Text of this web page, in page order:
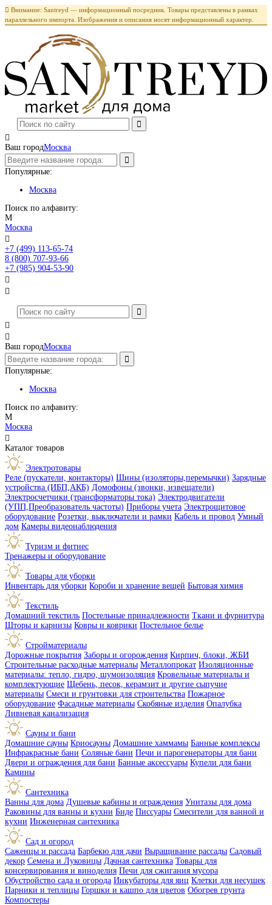
 Внимание: Santreyd — информационный посредник. Товары представлены в рамках
параллельного импорта. Изображения и описания носят информационный характер.

Ваш городМосква
Популярные:
Москва
Поиск по алфавиту:
М
Москва

+7 (499) 113-65-74
8 (800) 707-93-66
+7 (985) 904-53-90




Ваш городМосква
Популярные:
Москва
Поиск по алфавиту:
М
Москва

Каталог товаров
Электротовары
Реле (пускатели, контакторы) Шины (изоляторы,перемычки) Зарядные
устройства (ИБП,АКБ) Домофоны (звонки, извещатели)
Электросчетчики (трансформаторы тока) Электродвигатели
(УПП,Преобразователь частоты) Приборы учета Электрощитовое
оборудование Розетки, выключатели и рамки Кабель и провод Умный
дом Камеры видеонаблюдения
Туризм и фитнес
Тренажеры и оборудование
Товары для уборки
Инвентарь для уборки Короби и хранение вещей Бытовая химия
Текстиль
Домашний текстиль Постельные принадлежности Ткани и фурнитура
Шторы и карнизы Ковры и коврики Постельное белье
Стройматериалы
Дорожные покрытия Заборы и огорождения Кирпич, блоки, ЖБИ
Строительные расходные материалы Металлопрокат Изоляционные
материалы: тепло, гидро, шумоизоляция Кровельные материалы и
комплектующие Щебень, песок, керамзит и другие сыпучие
материалы Смеси и грунтовки для строительства Пожарное
оборудование Фасадные материалы Скобяные изделия Опалубка
Ливневая канализация
Сауны и бани
Домашние сауны Криосауны Домашние хаммамы Банные комплексы
Инфракрасные бани Соляные бани Печи и парогенераторы для бани
Двери и ограждения для бани Банные аксессуары Купели для бани
Камины
Сантехника
Ванны для дома Душевые кабины и ограждения Унитазы для дома
Раковины для ванны и кухни Биде Писсуары Смесители для ванной и
кухни Инженерная сантехника
Сад и огород
Саженцы и рассада Барбекю для дачи Выращивание рассады Садовый
декор Семена и Луковицы Дачная сантехника Товары для
консервирования и виноделия Печи для сжигания мусора
Обустройство сада и огорода Инкубаторы для яиц Клетки для несушек
Парники и теплицы Горшки и кашпо для цветов Обогрев грунта
Компостеры